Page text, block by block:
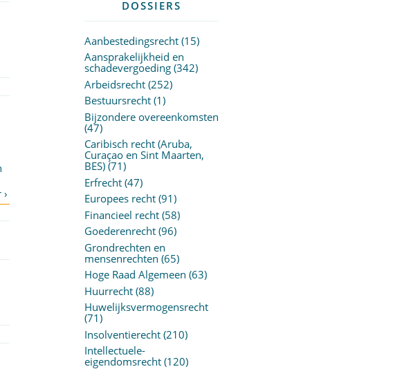
DOSSIERS
Aanbestedingsrecht(15)
Aansprakelijkheid en
schadevergoeding(342)
Arbeidsrecht(252)
Bestuursrecht(1)
Bijzondere overeenkomsten
(47)
Caribisch recht (Aruba,
Curaçao en Sint Maarten,
BES)(71)
Erfrecht(47)
Europees recht(91)
Financieel recht(58)
Goederenrecht(96)
Grondrechten en
mensenrechten (65)
Hoge Raad Algemeen (63)
Huurrecht(88)
Huwelijksvermogensrecht
(71)
Insolventierecht(210)
Intellectuele-
eigendomsrecht(120)